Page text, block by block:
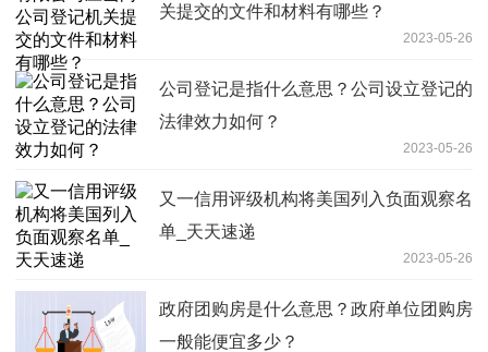
关提交的文件和材料有哪些？
2023-05-26
公司登记是指什么意思？公司设立登记的
法律效力如何？
2023-05-26
又一信用评级机构将美国列入负面观察名
单_天天速递
2023-05-26
政府团购房是什么意思？政府单位团购房
一般能便宜多少？